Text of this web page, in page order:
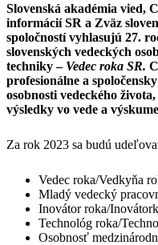
Slovenská akadémia vied,
informácií SR a Zväz
spoločností vyhlasujú 27.
slovenských vedeckých
techniky – Vedec roka SR.
profesionálne a
osobnosti vedeckého
výsledky vo vede a
Za rok 2023 sa budú
Vedec roka/Vedkyňa
Mladý vedecký
Inovátor roka/
Technológ roka/
Osobnosť